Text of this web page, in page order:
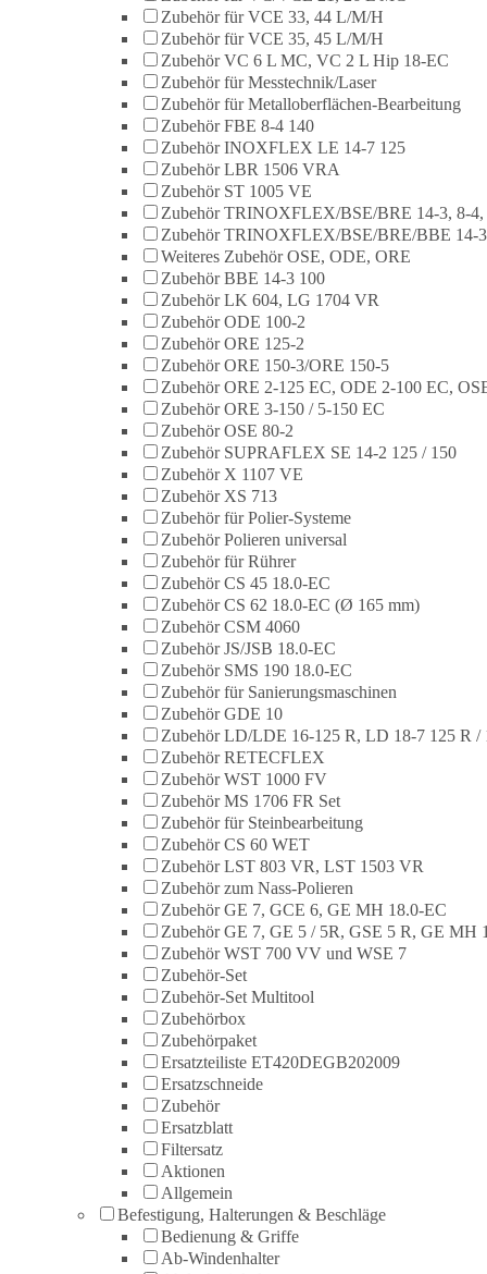
Zubehör für VCE 33, 44 L/M/H
Zubehör für VCE 35, 45 L/M/H
Zubehör VC 6 L MC, VC 2 L Hip 18-EC
Zubehör für Messtechnik/Laser
Zubehör für Metalloberflächen-Bearbeitung
Zubehör FBE 8-4 140
Zubehör INOXFLEX LE 14-7 125
Zubehör LBR 1506 VRA
Zubehör ST 1005 VE
Zubehör TRINOXFLEX/BSE/BRE 14-3, 8-
Zubehör TRINOXFLEX/BSE/BRE/BBE 14-3
Weiteres Zubehör OSE, ODE, ORE
Zubehör BBE 14-3 100
Zubehör LK 604, LG 1704 VR
Zubehör ODE 100-2
Zubehör ORE 125-2
Zubehör ORE 150-3/ORE 150-5
Zubehör ORE 2-125 EC, ODE 2-100 EC,
Zubehör ORE 3-150 / 5-150 EC
Zubehör OSE 80-2
Zubehör SUPRAFLEX SE 14-2 125 / 150
Zubehör X 1107 VE
Zubehör XS 713
Zubehör für Polier-Systeme
Zubehör Polieren universal
Zubehör für Rührer
Zubehör CS 45 18.0-EC
Zubehör CS 62 18.0-EC (Ø 165 mm)
Zubehör CSM 4060
Zubehör JS/JSB 18.0-EC
Zubehör SMS 190 18.0-EC
Zubehör für Sanierungsmaschinen
Zubehör GDE 10
Zubehör LD/LDE 16-125 R, LD 18-7 125 R /
Zubehör RETECFLEX
Zubehör WST 1000 FV
Zubehör MS 1706 FR Set
Zubehör für Steinbearbeitung
Zubehör CS 60 WET
Zubehör LST 803 VR, LST 1503 VR
Zubehör zum Nass-Polieren
Zubehör GE 7, GCE 6, GE MH 18.0-EC
Zubehör GE 7, GE 5 / 5R, GSE 5 R, GE MH
Zubehör WST 700 VV und WSE 7
Zubehör-Set
Zubehör-Set Multitool
Zubehörbox
Zubehörpaket
Ersatzteiliste ET420DEGB202009
Ersatzschneide
Zubehör
Ersatzblatt
Filtersatz
Aktionen
Allgemein
Befestigung, Halterungen & Beschläge
Bedienung & Griffe
Ab-Windenhalter